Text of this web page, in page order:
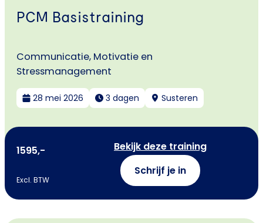
PCM Basistraining
Communicatie, Motivatie en
Stressmanagement
28 mei 2026 3 dagen Susteren
1595,-
Excl. BTW
Bekijk deze training
Schrijf je in